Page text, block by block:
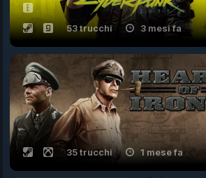
53 trucchi 3 mesi fa
35 trucchi 1 mese fa